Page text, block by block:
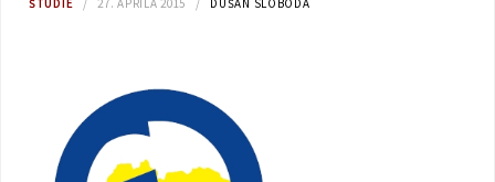
ŠTÚDIE 27. APRÍLA 2015 DUŠAN SLOBODA